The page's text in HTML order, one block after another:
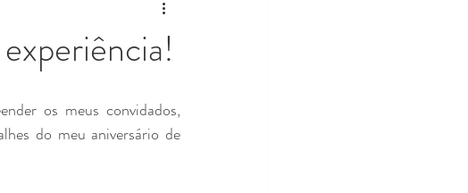
os meus convidados,
do meu aniversário de